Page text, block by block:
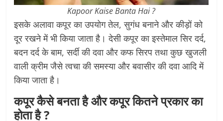
Kapoor Kaise Banta Hai ?
इसके अलावा कपूर का उपयोग तेल, सुगंध बनाने और कीड़ों को
दूर रखने में भी किया जाता है। देसी कपूर का इस्तेमाल सिर दर्द,
बदन दर्द के बाम, सर्दी की दवा और कफ सिरप तथा कुछ खुजली
वाली क्रीम जैसे त्वचा की समस्या और बवासीर की दवा आदि में
किया जाता है।
कपूर कैसे बनता है और कपूर कितने प्रकार का
होता है ?